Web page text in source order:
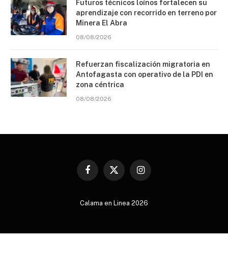
Futuros técnicos loínos fortalecen su
aprendizaje con recorrido en terreno por
Minera El Abra
08/08/2026
Refuerzan fiscalización migratoria en
Antofagasta con operativo de la PDI en
zona céntrica
08/08/2026
Facebook
X
Instagram
Calama en Linea 2026